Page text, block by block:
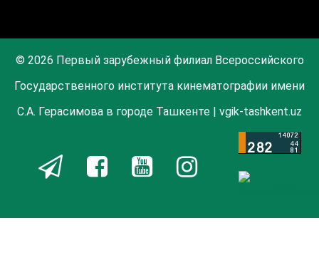
© 2026 Первый зарубежный филиал Всероссийского
Государственного института кинематографии имени
С.А. Герасимова в городе Ташкенте | vgik-tashkent.uz